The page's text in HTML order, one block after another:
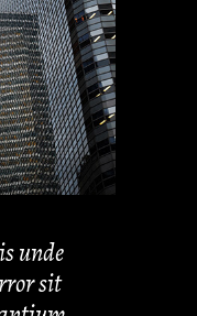
unde
sit